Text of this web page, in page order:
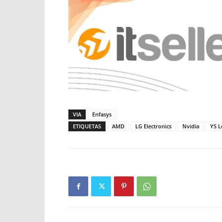
VIA
Enfasys
ETIQUETAS
AMD LG Electronics Nvidia YS